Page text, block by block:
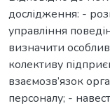
дослідження: -
управління
визначити
колективу
взаємозв’язок
персоналу; -